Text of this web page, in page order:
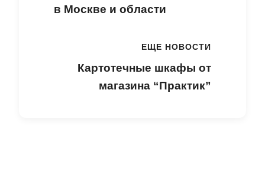
в Москве и области
ЕЩЕ НОВОСТИ
Картотечные шкафы от
магазина “Практик”